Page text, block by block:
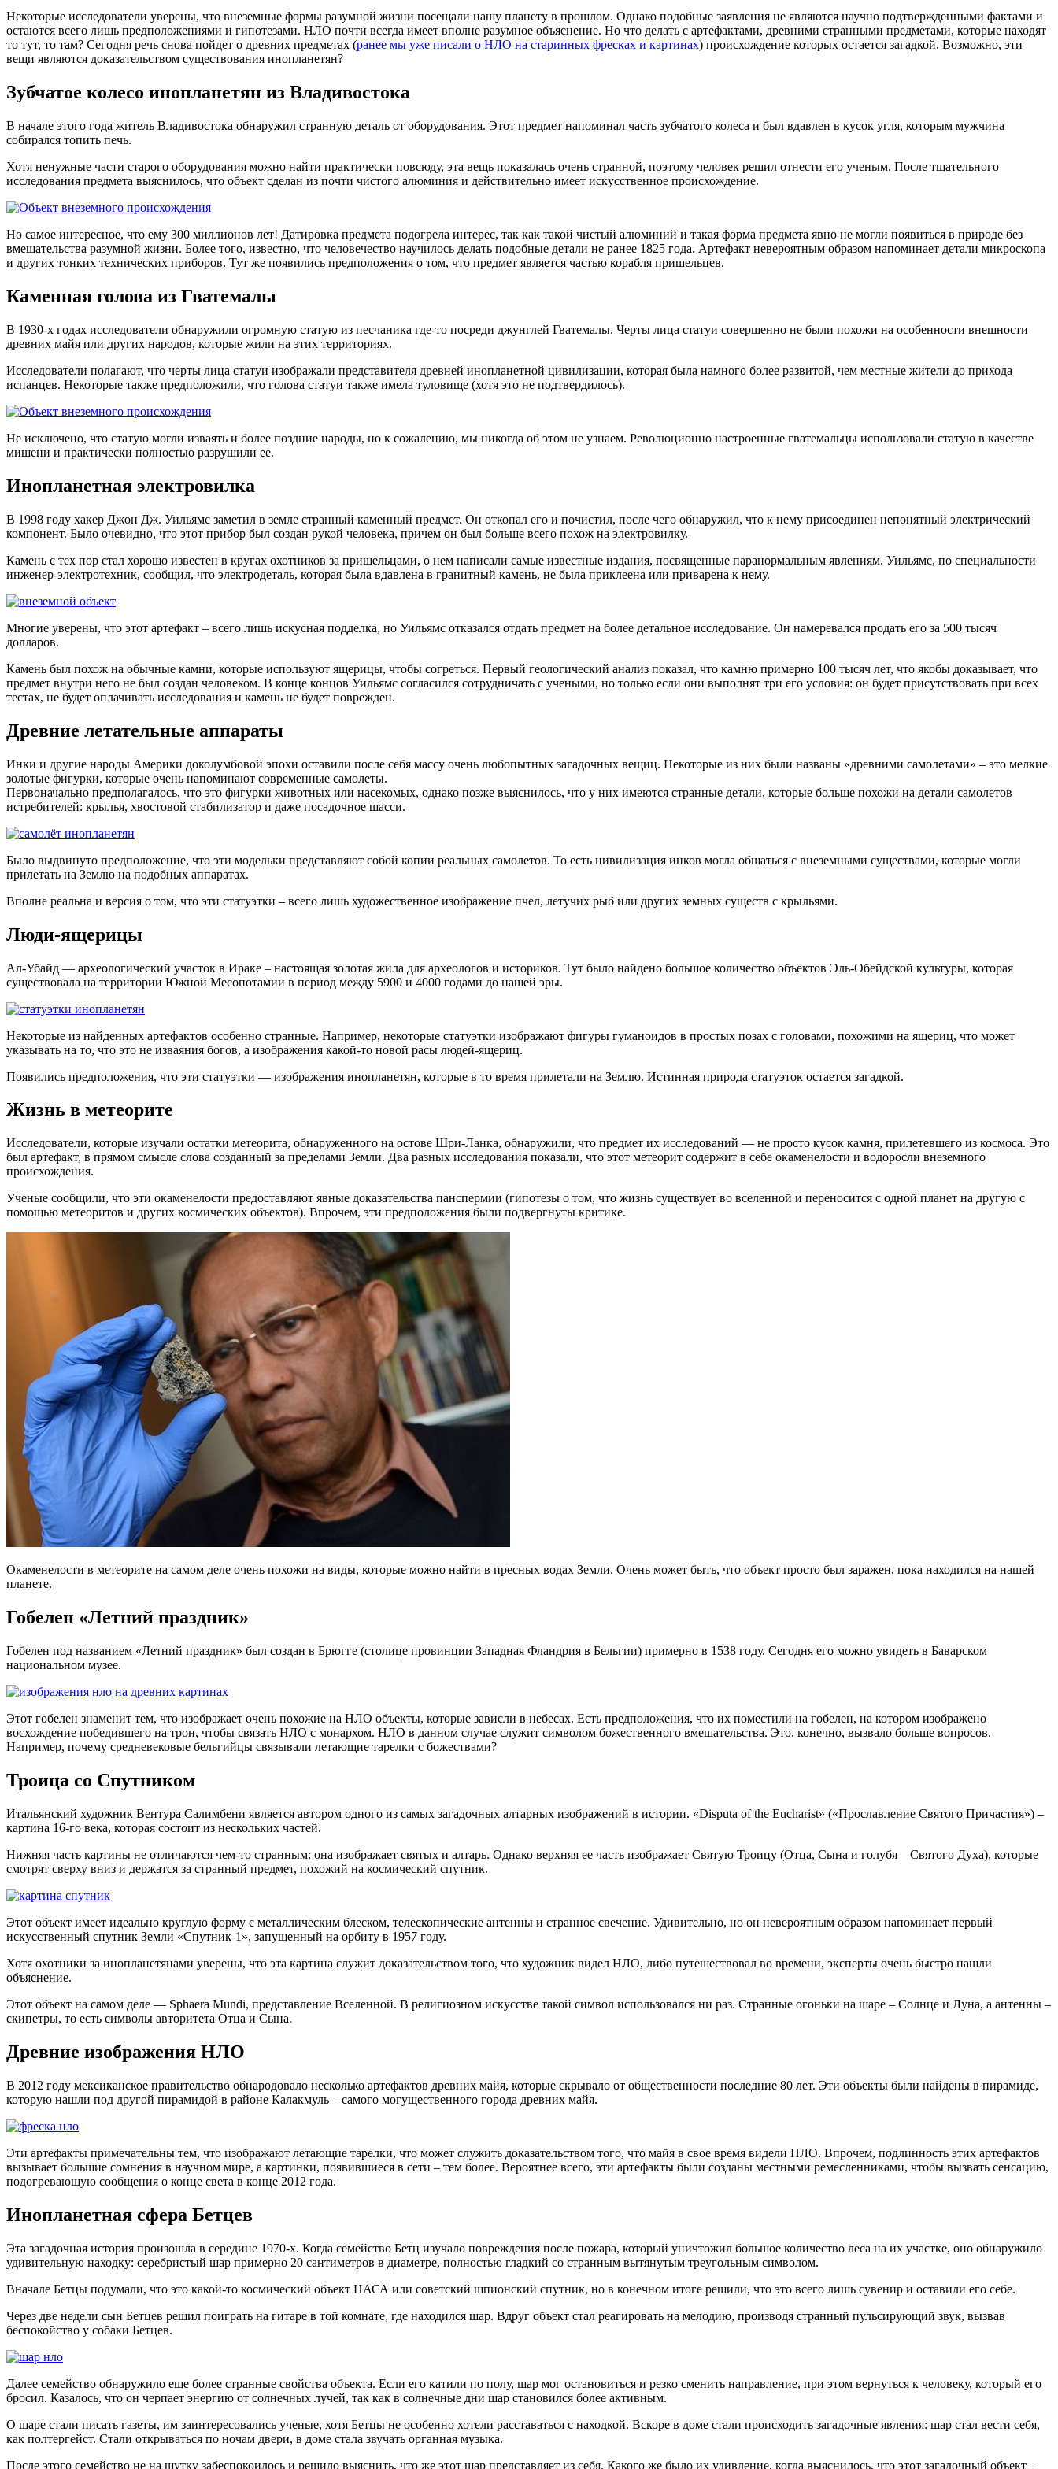
Некоторые исследователи уверены, что внеземные формы разумной жизни посещали нашу планету в прошлом. Однако подобные заявления не являются научно подтвержденными фактами и
остаются всего лишь предположениями и гипотезами. НЛО почти всегда имеет вполне разумное объяснение. Но что делать с артефактами, древними странными предметами, которые находят
то тут, то там? Сегодня речь снова пойдет о древних предметах (ранее мы уже писали о НЛО на старинных фресках и картинах) происхождение которых остается загадкой. Возможно, эти
вещи являются доказательством существования инопланетян?
Зубчатое колесо инопланетян из Владивостока
В начале этого года житель Владивостока обнаружил странную деталь от оборудования. Этот предмет напоминал часть зубчатого колеса и был вдавлен в кусок угля, которым мужчина
собирался топить печь.
Хотя ненужные части старого оборудования можно найти практически повсюду, эта вещь показалась очень странной, поэтому человек решил отнести его ученым. После тщательного
исследования предмета выяснилось, что объект сделан из почти чистого алюминия и действительно имеет искусственное происхождение.
Но самое интересное, что ему 300 миллионов лет! Датировка предмета подогрела интерес, так как такой чистый алюминий и такая форма предмета явно не могли появиться в природе без
вмешательства разумной жизни. Более того, известно, что человечество научилось делать подобные детали не ранее 1825 года. Артефакт невероятным образом напоминает детали микроскопа
и других тонких технических приборов. Тут же появились предположения о том, что предмет является частью корабля пришельцев.
Каменная голова из Гватемалы
В 1930-х годах исследователи обнаружили огромную статую из песчаника где-то посреди джунглей Гватемалы. Черты лица статуи совершенно не были похожи на особенности внешности
древних майя или других народов, которые жили на этих территориях.
Исследователи полагают, что черты лица статуи изображали представителя древней инопланетной цивилизации, которая была намного более развитой, чем местные жители до прихода
испанцев. Некоторые также предположили, что голова статуи также имела туловище (хотя это не подтвердилось).
Не исключено, что статую могли изваять и более поздние народы, но к сожалению, мы никогда об этом не узнаем. Революционно настроенные гватемальцы использовали статую в качестве
мишени и практически полностью разрушили ее.
Инопланетная электровилка
В 1998 году хакер Джон Дж. Уильямс заметил в земле странный каменный предмет. Он откопал его и почистил, после чего обнаружил, что к нему присоединен непонятный электрический
компонент. Было очевидно, что этот прибор был создан рукой человека, причем он был больше всего похож на электровилку.
Камень с тех пор стал хорошо известен в кругах охотников за пришельцами, о нем написали самые известные издания, посвященные паранормальным явлениям. Уильямс, по специальности
инженер-электротехник, сообщил, что электродеталь, которая была вдавлена в гранитный камень, не была приклеена или приварена к нему.
Многие уверены, что этот артефакт – всего лишь искусная подделка, но Уильямс отказался отдать предмет на более детальное исследование. Он намеревался продать его за 500 тысяч
долларов.
Камень был похож на обычные камни, которые используют ящерицы, чтобы согреться. Первый геологический анализ показал, что камню примерно 100 тысяч лет, что якобы доказывает, что
предмет внутри него не был создан человеком. В конце концов Уильямс согласился сотрудничать с учеными, но только если они выполнят три его условия: он будет присутствовать при всех
тестах, не будет оплачивать исследования и камень не будет поврежден.
Древние летательные аппараты
Инки и другие народы Америки доколумбовой эпохи оставили после себя массу очень любопытных загадочных вещиц. Некоторые из них были названы «древними самолетами» – это мелкие
золотые фигурки, которые очень напоминают современные самолеты.
Первоначально предполагалось, что это фигурки животных или насекомых, однако позже выяснилось, что у них имеются странные детали, которые больше похожи на детали самолетов
истребителей: крылья, хвостовой стабилизатор и даже посадочное шасси.
Было выдвинуто предположение, что эти модельки представляют собой копии реальных самолетов. То есть цивилизация инков могла общаться с внеземными существами, которые могли
прилетать на Землю на подобных аппаратах.
Вполне реальна и версия о том, что эти статуэтки – всего лишь художественное изображение пчел, летучих рыб или других земных существ с крыльями.
Люди-ящерицы
Ал-Убайд — археологический участок в Ираке – настоящая золотая жила для археологов и историков. Тут было найдено большое количество объектов Эль-Обейдской культуры, которая
существовала на территории Южной Месопотамии в период между 5900 и 4000 годами до нашей эры.
Некоторые из найденных артефактов особенно странные. Например, некоторые статуэтки изображают фигуры гуманоидов в простых позах с головами, похожими на ящериц, что может
указывать на то, что это не изваяния богов, а изображения какой-то новой расы людей-ящериц.
Появились предположения, что эти статуэтки — изображения инопланетян, которые в то время прилетали на Землю. Истинная природа статуэток остается загадкой.
Жизнь в метеорите
Исследователи, которые изучали остатки метеорита, обнаруженного на остове Шри-Ланка, обнаружили, что предмет их исследований — не просто кусок камня, прилетевшего из космоса. Это
был артефакт, в прямом смысле слова созданный за пределами Земли. Два разных исследования показали, что этот метеорит содержит в себе окаменелости и водоросли внеземного
происхождения.
Ученые сообщили, что эти окаменелости предоставляют явные доказательства панспермии (гипотезы о том, что жизнь существует во вселенной и переносится с одной планет на другую с
помощью метеоритов и других космических объектов). Впрочем, эти предположения были подвергнуты критике.
Окаменелости в метеорите на самом деле очень похожи на виды, которые можно найти в пресных водах Земли. Очень может быть, что объект просто был заражен, пока находился на нашей
планете.
Гобелен «Летний праздник»
Гобелен под названием «Летний праздник» был создан в Брюгге (столице провинции Западная Фландрия в Бельгии) примерно в 1538 году. Сегодня его можно увидеть в Баварском
национальном музее.
Этот гобелен знаменит тем, что изображает очень похожие на НЛО объекты, которые зависли в небесах. Есть предположения, что их поместили на гобелен, на котором изображено
восхождение победившего на трон, чтобы связать НЛО с монархом. НЛО в данном случае служит символом божественного вмешательства. Это, конечно, вызвало больше вопросов.
Например, почему средневековые бельгийцы связывали летающие тарелки с божествами?
Троица со Спутником
Итальянский художник Вентура Салимбени является автором одного из самых загадочных алтарных изображений в истории. «Disputa of the Eucharist» («Прославление Святого Причастия») –
картина 16-го века, которая состоит из нескольких частей.
Нижняя часть картины не отличаются чем-то странным: она изображает святых и алтарь. Однако верхняя ее часть изображает Святую Троицу (Отца, Сына и голубя – Святого Духа), которые
смотрят сверху вниз и держатся за странный предмет, похожий на космический спутник.
Этот объект имеет идеально круглую форму с металлическим блеском, телескопические антенны и странное свечение. Удивительно, но он невероятным образом напоминает первый
искусственный спутник Земли «Спутник-1», запущенный на орбиту в 1957 году.
Хотя охотники за инопланетянами уверены, что эта картина служит доказательством того, что художник видел НЛО, либо путешествовал во времени, эксперты очень быстро нашли
объяснение.
Этот объект на самом деле — Sphaera Mundi, представление Вселенной. В религиозном искусстве такой символ использовался ни раз. Странные огоньки на шаре – Солнце и Луна, а антенны –
скипетры, то есть символы авторитета Отца и Сына.
Древние изображения НЛО
В 2012 году мексиканское правительство обнародовало несколько артефактов древних майя, которые скрывало от общественности последние 80 лет. Эти объекты были найдены в пирамиде,
которую нашли под другой пирамидой в районе Калакмуль – самого могущественного города древних майя.
Эти артефакты примечательны тем, что изображают летающие тарелки, что может служить доказательством того, что майя в свое время видели НЛО. Впрочем, подлинность этих артефактов
вызывает большие сомнения в научном мире, а картинки, появившиеся в сети – тем более. Вероятнее всего, эти артефакты были созданы местными ремесленниками, чтобы вызвать сенсацию,
подогревающую сообщения о конце света в конце 2012 года.
Инопланетная сфера Бетцев
Эта загадочная история произошла в середине 1970-х. Когда семейство Бетц изучало повреждения после пожара, который уничтожил большое количество леса на их участке, оно обнаружило
удивительную находку: серебристый шар примерно 20 сантиметров в диаметре, полностью гладкий со странным вытянутым треугольным символом.
Вначале Бетцы подумали, что это какой-то космический объект НАСА или советский шпионский спутник, но в конечном итоге решили, что это всего лишь сувенир и оставили его себе.
Через две недели сын Бетцев решил поиграть на гитаре в той комнате, где находился шар. Вдруг объект стал реагировать на мелодию, производя странный пульсирующий звук, вызвав
беспокойство у собаки Бетцев.
Далее семейство обнаружило еще более странные свойства объекта. Если его катили по полу, шар мог остановиться и резко сменить направление, при этом вернуться к человеку, который его
бросил. Казалось, что он черпает энергию от солнечных лучей, так как в солнечные дни шар становился более активным.
О шаре стали писать газеты, им заинтересовались ученые, хотя Бетцы не особенно хотели расставаться с находкой. Вскоре в доме стали происходить загадочные явления: шар стал вести себя,
как полтергейст. Стали открываться по ночам двери, в доме стала звучать органная музыка.
После этого семейство не на шутку забеспокоилось и решило выяснить, что же этот шар представляет из себя. Какого же было их удивление, когда выяснилось, что этот загадочный объект –